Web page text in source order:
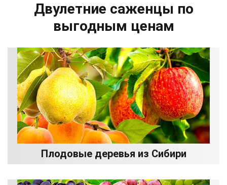
Двулетние саженцы по
выгодным ценам
Плодовые деревья из Сибири